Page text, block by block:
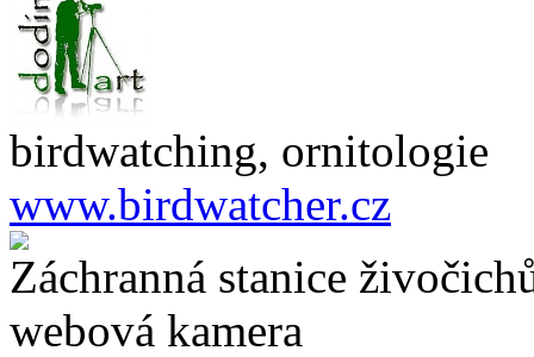
birdwatching, ornitologie
www.birdwatcher.cz
Záchranná stanice
webová kamera